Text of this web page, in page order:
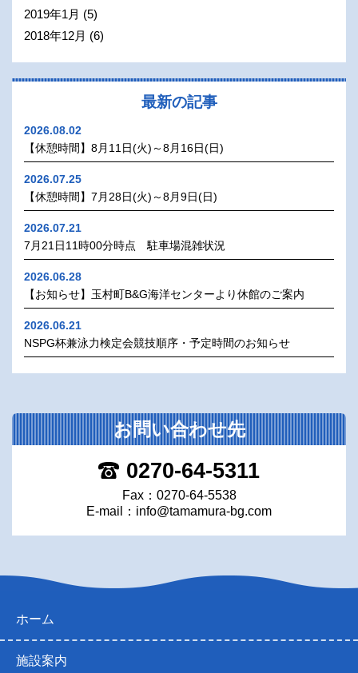
2019年1月 (5)
2018年12月 (6)
最新の記事
2026.08.02
【休憩時間】8月11日(火)～8月16日(日)
2026.07.25
【休憩時間】7月28日(火)～8月9日(日)
2026.07.21
7月21日11時00分時点 駐車場混雑状況
2026.06.28
【お知らせ】玉村町B&G海洋センターより休館のご案内
2026.06.21
NSPG杯兼泳力検定会競技順序・予定時間のお知らせ
お問い合わせ先
0270-64-5311
Fax：0270-64-5538
E-mail： info@tamamura-bg.com
ホーム
施設案内